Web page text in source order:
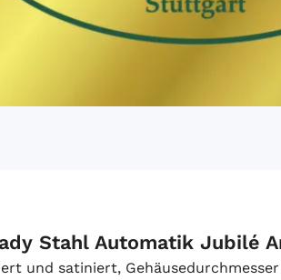
Stahl Automatik Jubilé
und satiniert,